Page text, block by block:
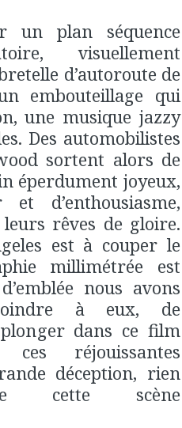
un plan séquence
visuellement
d’autoroute de
embouteillage qui
une musique jazzy
Des automobilistes
sortent alors de
éperdument joyeux,
et d’enthousiasme,
rêves de gloire.
est à couper le
millimétrée est
nous avons
à eux, de
dans ce film
réjouissantes
déception, rien
cette scène